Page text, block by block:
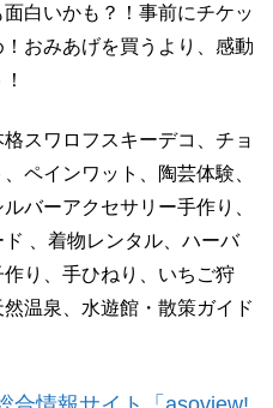
白いかも？！事前にチケッ
おみあげを買うより、感動
スワロフスキーデコ、チョ
ペインワット、陶芸体験、
バーアクセサリー手作り、
、着物レンタル、ハーバ
り、手ひねり、いちご狩
温泉、水遊館・散策ガイド